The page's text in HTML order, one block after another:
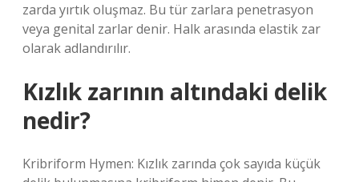
zarda yırtık oluşmaz. Bu tür zarlara penetrasyon
veya genital zarlar denir. Halk arasında elastik zar
olarak adlandırılır.
Kızlık zarının altındaki delik
nedir?
Kribriform Hymen: Kızlık zarında çok sayıda küçük